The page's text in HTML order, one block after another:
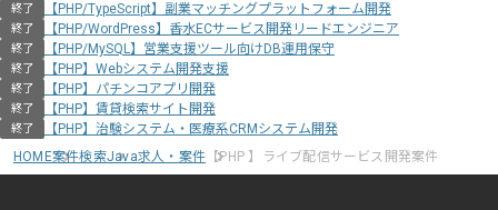
終了 【PHP/TypeScript】副業マッチングプラットフォーム開発
終了 【PHP/WordPress】香水ECサービス開発リードエンジニア
終了 【PHP/MySQL】営業支援ツール向けDB運用保守
終了 【PHP】Webシステム開発支援
終了 【PHP】パチンコアプリ開発
終了 【PHP】賃貸検索サイト開発
終了
【PHP】治験システム・医療系CRMシステム開発
HOME案件検索Java求人・案件 【PHP 】ライブ配信サービス開発案件